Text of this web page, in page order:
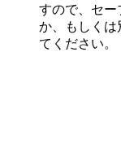
すので、セー
か、もしくは
てください。